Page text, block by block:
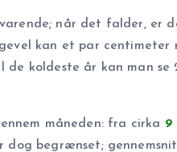
når det falder, er
kan et par
koldeste år kan man se
måneden: fra cirka 9
dog begrænset;